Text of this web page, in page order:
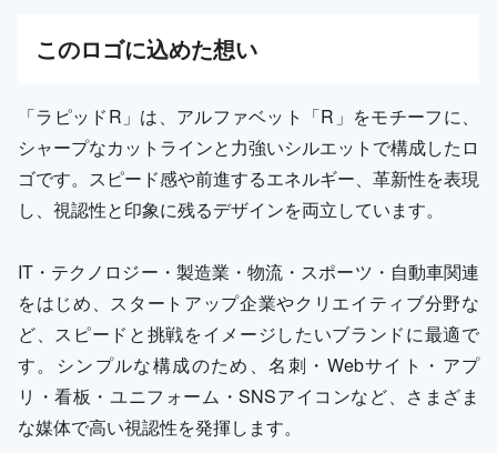
このロゴに込めた想い
「ラピッドR」は、アルファベット「R」をモチーフに、
シャープなカットラインと力強いシルエットで構成したロ
ゴです。スピード感や前進するエネルギー、革新性を表現
し、視認性と印象に残るデザインを両立しています。
IT・テクノロジー・製造業・物流・スポーツ・自動車関連
をはじめ、スタートアップ企業やクリエイティブ分野な
ど、スピードと挑戦をイメージしたいブランドに最適で
す。シンプルな構成のため、名刺・Webサイト・アプ
リ・看板・ユニフォーム・SNSアイコンなど、さまざま
な媒体で高い視認性を発揮します。